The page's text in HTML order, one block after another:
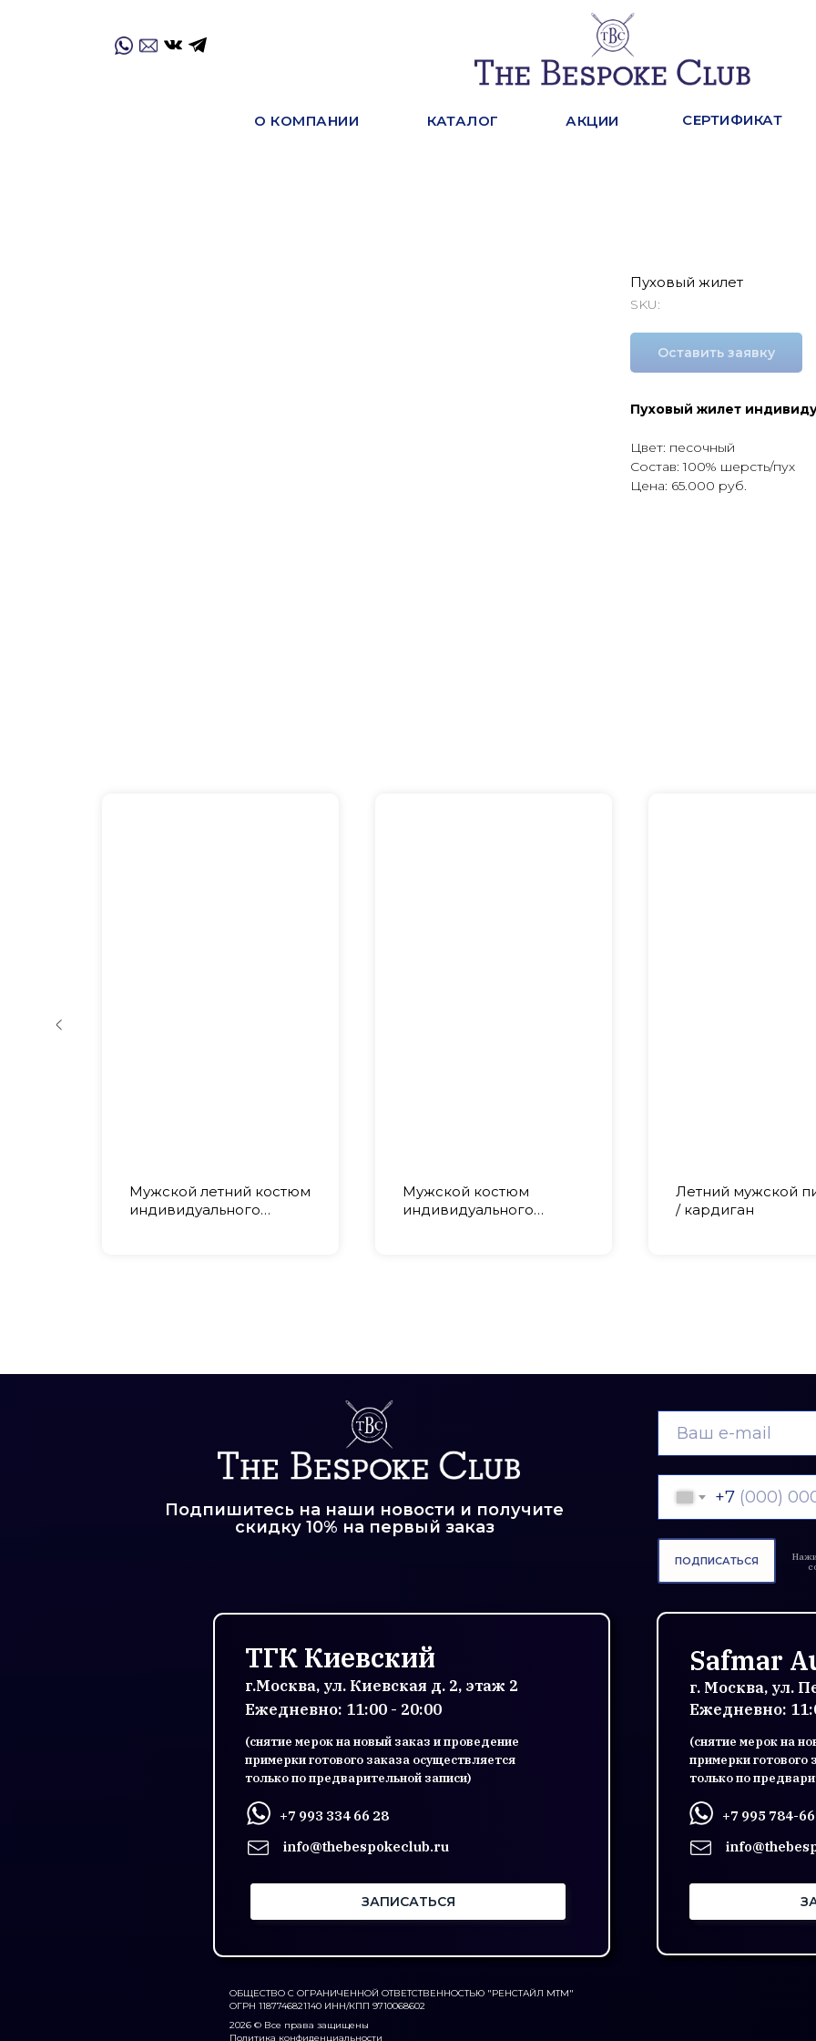
О КОМПАНИИ АКЦИИ
КАТАЛОГ СЕРТИФИКАТ
Пуховый жилет
SKU:
Оставить заявку
Пуховый жилет
Цвет: песочный
Состав: 100% шерсть/пух
Цена: 65.000 руб.
Мужской летний костюм
индивидуального
Мужской костюм
индивидуального
Летний мужской
/ кардиган
2026 © Все права защищены
Политика конфиденциальности
(снятие мерок на новый заказ и проведение
примерки готового заказа осуществляется
только по предварительной записи)
(снятие мерок на
примерки готового
только по
Ежедневно:
г. Москва, ул.
Safmar
+7
ПОДПИСАТЬСЯ
Подпишитесь на наши новости и получите
скидку 10% на первый заказ
+7 995 784-
ОБЩЕСТВО С ОГРАНИЧЕННОЙ ОТВЕТСТВЕННОСТЬЮ "РЕНСТАЙЛ МТМ"
ОГРН 1187746821140 ИНН/КПП 9710068602
ЗАПИСАТЬСЯ
г.Москва, ул. Киевская д. 2, этаж 2
ТГК Киевский
info@thebespokeclub.ru
+7 993 334 66 28
Ежедневно: 11:00 - 20:00